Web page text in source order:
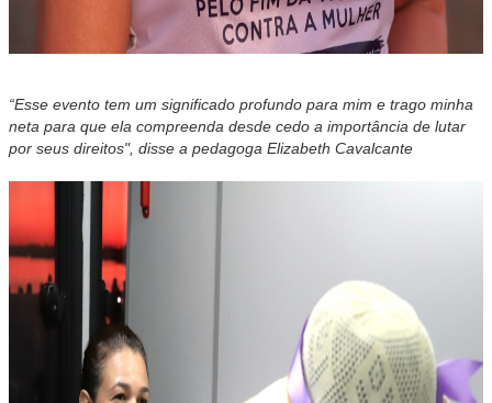
“Esse evento tem um significado profundo para mim e trago minha
neta para que ela compreenda desde cedo a importância de lutar
por seus direitos", disse a pedagoga Elizabeth Cavalcante